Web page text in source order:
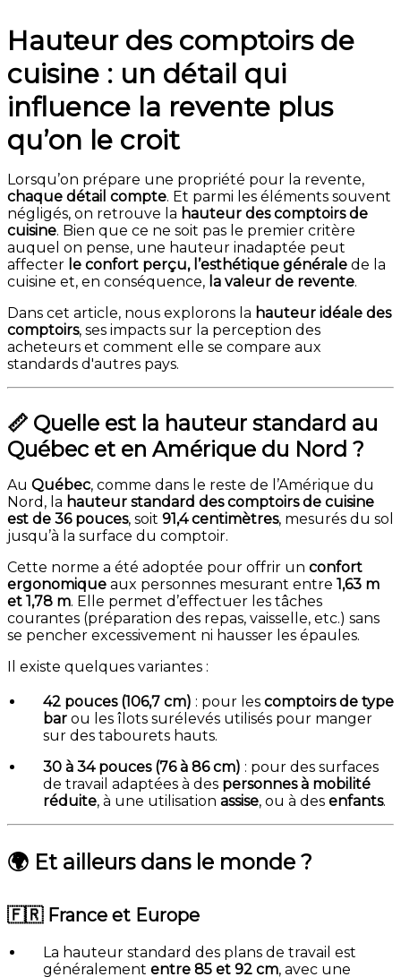
Hauteur des comptoirs de
cuisine : un détail qui
influence la revente plus
qu’on le croit
Lorsqu’on prépare une propriété pour la revente,
chaque détail compte. Et parmi les éléments souvent
négligés, on retrouve la hauteur des comptoirs de
cuisine. Bien que ce ne soit pas le premier critère
auquel on pense, une hauteur inadaptée peut
affecter le confort perçu, l’esthétique générale de la
cuisine et, en conséquence, la valeur de revente.
Dans cet article, nous explorons la hauteur idéale des
comptoirs, ses impacts sur la perception des
acheteurs et comment elle se compare aux
standards d'autres pays.
📏 Quelle est la hauteur standard au
Québec et en Amérique du Nord ?
Au Québec, comme dans le reste de l’Amérique du
Nord, la hauteur standard des comptoirs de cuisine
est de 36 pouces, soit 91,4 centimètres, mesurés du sol
jusqu’à la surface du comptoir.
Cette norme a été adoptée pour offrir un confort
ergonomique aux personnes mesurant entre 1,63 m
et 1,78 m. Elle permet d’effectuer les tâches
courantes (préparation des repas, vaisselle, etc.) sans
se pencher excessivement ni hausser les épaules.
Il existe quelques variantes :
42 pouces (106,7 cm) : pour les comptoirs de type
bar ou les îlots surélevés utilisés pour manger
sur des tabourets hauts.
30 à 34 pouces (76 à 86 cm) : pour des surfaces
de travail adaptées à des personnes à mobilité
réduite, à une utilisation assise, ou à des enfants.
🌍 Et ailleurs dans le monde ?
🇫🇷 France et Europe
La hauteur standard des plans de travail est
généralement entre 85 et 92 cm, avec une